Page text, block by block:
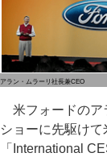
アラン・ムラーリ社長兼CEO
米フォードのア
ショーに先駆け
「International